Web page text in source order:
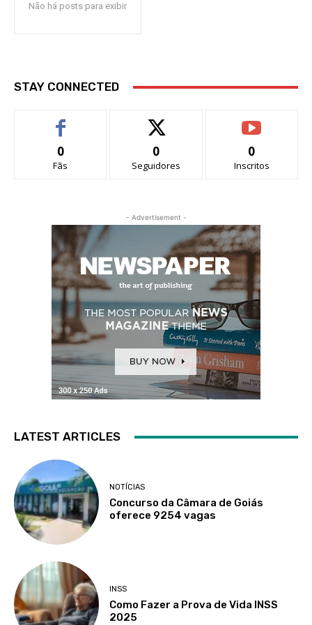
Não há posts para exibir
STAY CONNECTED
0
Fãs
0
Seguidores
0
Inscritos
- Advertisement -
LATEST ARTICLES
NOTÍCIAS
Concurso da Câmara de Goiás
oferece 9254 vagas
INSS
Como Fazer a Prova de Vida INSS
2025